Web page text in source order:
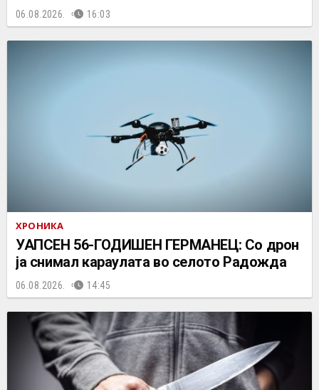
06.08.2026. 16:03
ХРОНИКА
УАПСЕН 56-ГОДИШЕН ГЕРМАНЕЦ: Со дрон
ја снимал караулата во селото Радожда
06.08.2026. 14:45